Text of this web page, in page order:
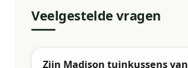
Veelgestelde vragen
Zijn Madison tuinkussens van